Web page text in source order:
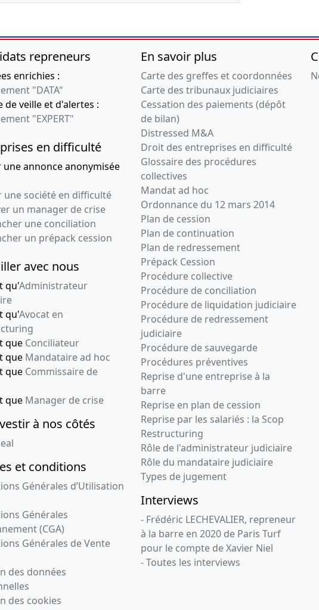
24-08-2020
Statuts mis à jour,
d'assemblée
extraordinaire,
Liste des sièges
sociaux antérieurs
, Transfert du siège
02-04-2020
Statuts mis à jour,
Procès-verbal
d'assemblée
extraordinaire
, Augmentation du
capital social,
Modification(s)
statutaire(s)
10-12-2018
Procès-verbal
d'assemblée
générale mixte,
Statuts mis à jour
Changement de
Modification(s)
statutaire(s),
souscripteurs,
Statuts constitutifs,
, Président actionnaire
unique personne
physique, Divers
repreneurs
enrichies :
"DATA"
de veille et d'alertes :
"EXPERT"
en difficulté
une annonce anonymisée
une société en difficulté
un manager de crise
une conciliation
un prépack cession
avec nous
qu'Administrateur
qu'Avocat en
que Conciliateur
que Mandataire ad hoc
que Commissaire de
que Manager de crise
à nos côtés
et conditions
Générales d’Utilisation
Générales
(CGA)
Générales de Vente
des données
des cookies
En savoir plus
Carte des greffes et coordonnées
Carte des tribunaux judiciaires
Cessation des paiements (dépôt
de bilan)
Distressed M&A
Droit des entreprises en difficulté
Glossaire des procédures
collectives
Mandat ad hoc
Ordonnance du 12 mars 2014
Plan de cession
Plan de continuation
Plan de redressement
Prépack Cession
Procédure collective
Procédure de conciliation
Procédure de liquidation judiciaire
Procédure de redressement
judiciaire
Procédure de sauvegarde
Procédures préventives
Reprise d'une entreprise à la
barre
Reprise en plan de cession
Reprise par les salariés : la Scop
Restructuring
Rôle de l'administrateur judiciaire
Rôle du mandataire judiciaire
Types de jugement
Interviews
- Frédéric LECHEVALIER, repreneur
à la barre en 2020 de Paris Turf
pour le compte de Xavier Niel
- Toutes les interviews